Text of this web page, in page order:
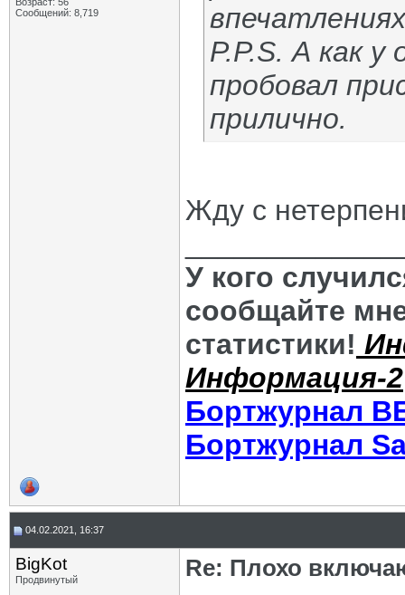
Сообщений: 8,719
P.P.S. А как
пробовал
прилично.
Жду с
У кого
сообщайте
статистики!
Информация-2
Бортжурнал
Бортжурнал
04.02.2021, 16:37
BigKot
Продвинутый
Re: Плохо